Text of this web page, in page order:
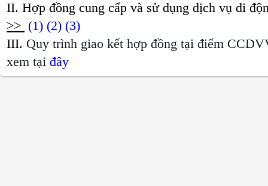
II. Hợp đồng cung cấp và sử dụng dịch vụ di
>> (1) (2) (3)
III. Quy trình giao kết hợp đồng tại điểm
xem tại đây